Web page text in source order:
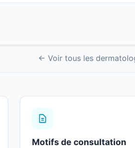
← Voir tous les
Motifs de consultation